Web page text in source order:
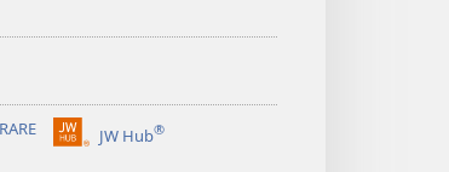
JW Hub®
(yalaisula